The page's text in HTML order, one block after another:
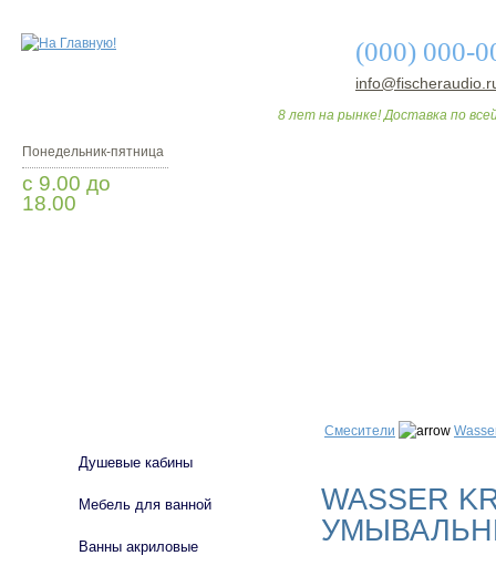
(000) 000-
8 лет на рынке! Доставка по
Понедельник-пятница
с 9.00 до
18.00
Смесители
WASSER
Душевые кабины
Мебель для ванной
Ванны акриловые